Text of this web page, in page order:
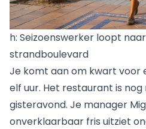
h: Seizoenswerker loopt
strandboulevard
Je komt aan om kwart voor
elf uur. Het restaurant is
gisteravond. Je manager
onverklaarbaar fris uitziet